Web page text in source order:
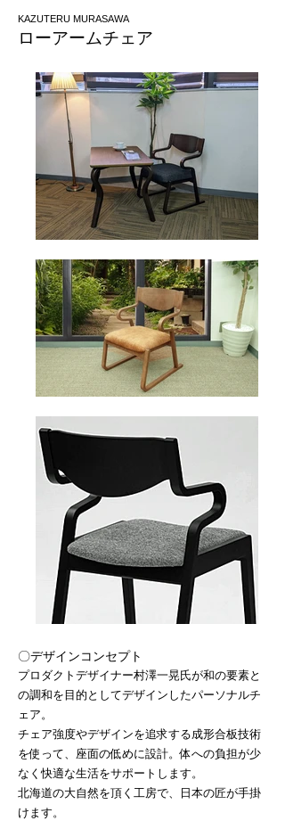
KAZUTERU MURASAWA
​ローアームチェア
〇デザイ ンコンセプト
プロダクトデザイナー村澤一晃氏が和の要素と
の調和を目的としてデザインしたパーソナルチ
ェア。
チェア強度やデザインを追求する成形合板技術
を使って、座面の低めに設計。体への負担が少
なく快適な生活をサポートします。
北海道の大自然を頂く工房で、日本の匠が手掛
けます。